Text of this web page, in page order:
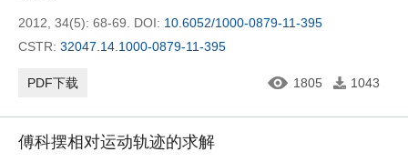
2012, 34(5): 68-69. DOI: 10.6052/1000-0879-11-395
CSTR: 32047.14.1000-0879-11-395
PDF下载 1805 1043
傅科摆相对运动轨迹的求解